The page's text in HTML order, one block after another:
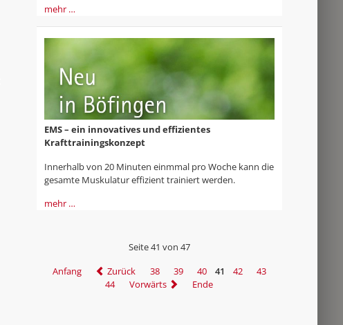
mehr …
EMS – ein innovatives und effizientes
Krafttrainingskonzept
Innerhalb von 20 Minuten einmmal pro Woche kann die
gesamte Muskulatur effizient trainiert werden.
mehr …
Seite 41 von 47
Anfang
Zurück 38 39 40 41 42
43
44
Vorwärts Ende